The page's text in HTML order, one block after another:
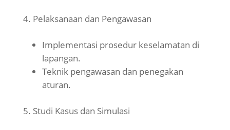
Pelaksanaan dan Pengawasan
Implementasi prosedur keselamatan di
lapangan.
Teknik pengawasan dan penegakan
aturan.
Studi Kasus dan Simulasi